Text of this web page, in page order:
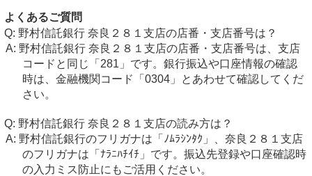
よくあるご質問
野村信託銀行 奈良２８１支店の店番・支店番号は？
野村信託銀行 奈良２８１支店の店番・支店番号は、支店
コードと同じ「281」です。銀行振込や口座情報の確認
時は、金融機関コード「0304」とあわせて確認してくだ
さい。
野村信託銀行 奈良２８１支店の読み方は？
野村信託銀行のフリガナは「ﾉﾑﾗｼﾝﾀｸ」、奈良２８１支店
のフリガナは「ﾅﾗﾆﾊﾁｲﾁ」です。振込先登録や口座確認時
の入力ミス防止にもご活用ください。